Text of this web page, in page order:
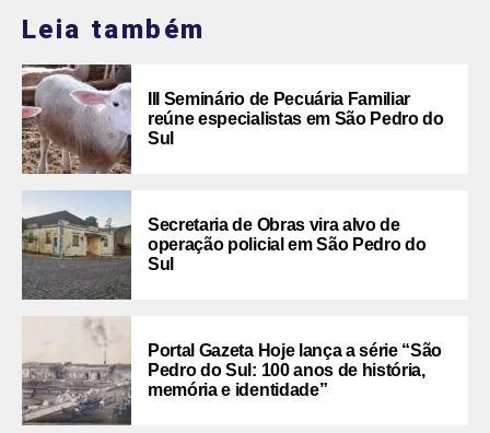
Leia também
III Seminário de Pecuária Familiar
reúne especialistas em São Pedro do
Sul
Secretaria de Obras vira alvo de
operação policial em São Pedro do
Sul
Portal Gazeta Hoje lança a série “São
Pedro do Sul: 100 anos de história,
memória e identidade”